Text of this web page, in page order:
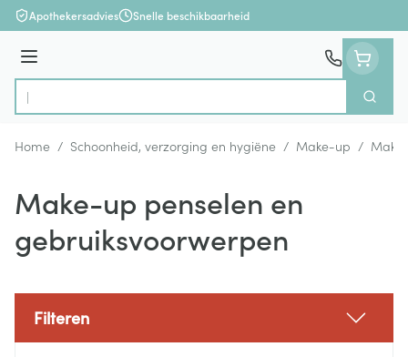
Ga naar de inhoud
Apothekersadvies Snelle beschikbaarheid
Menu
Product, merk, categorie...
Zoek
Home / Schoonheid, verzorging en hygiëne / Make-up /
Make-up penselen en
gebruiksvoorwerpen
Filteren